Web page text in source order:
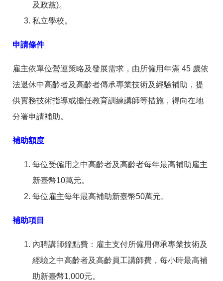
權
資
訊
安
政
策
網
資
料
開
宣
告
絡
及政黨)。
私立學校。
申請條件
雇主依單位營運策略及發展需求，由所僱用年滿 45 歲依
法退休中高齡者及高齡者傳承專業技術及經驗補助，提
供實務技術指導或擔任教育訓練講師等措施，得向在地
分署申請補助。
補助額度
每位受僱用之中高齡者及高齡者每年最高補助雇主
新臺幣10萬元。
每位雇主每年最高補助新臺幣50萬元。
補助項目
內聘講師鐘點費：雇主支付所僱用傳承專業技術及
經驗之中高齡者及高齡員工講師費，每小時最高補
助新臺幣1,000元。